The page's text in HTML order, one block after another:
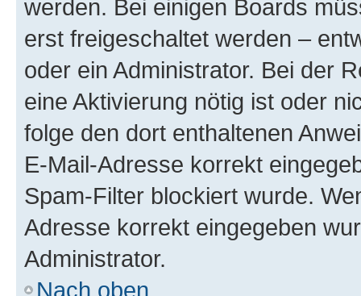
werden. Bei einigen Boards
erst freigeschaltet werden –
oder ein Administrator. Bei der
eine Aktivierung nötig ist oder
folge den dort enthaltenen
E-Mail-Adresse korrekt
Spam-Filter blockiert wurde.
Adresse korrekt eingegeben
Administrator.
Nach oben